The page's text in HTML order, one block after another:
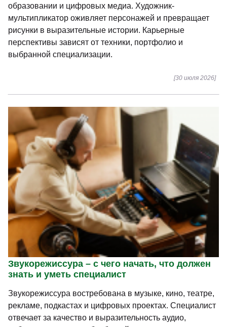
командой и отвечает за целостность проекта.
Перспективы зависят от опыта, специализации и
портфолио.
Мультипликация – с чего начать, что должен
знать и уметь специалист
Мультипликация востребована в кино, рекламе, играх,
образовании и цифровых медиа. Художник-
мультипликатор оживляет персонажей и превращает
рисунки в выразительные истории. Карьерные
перспективы зависят от техники, портфолио и
выбранной специализации.